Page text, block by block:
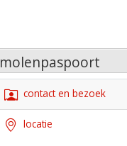
molenpaspoort
contact en bezoek
locatie